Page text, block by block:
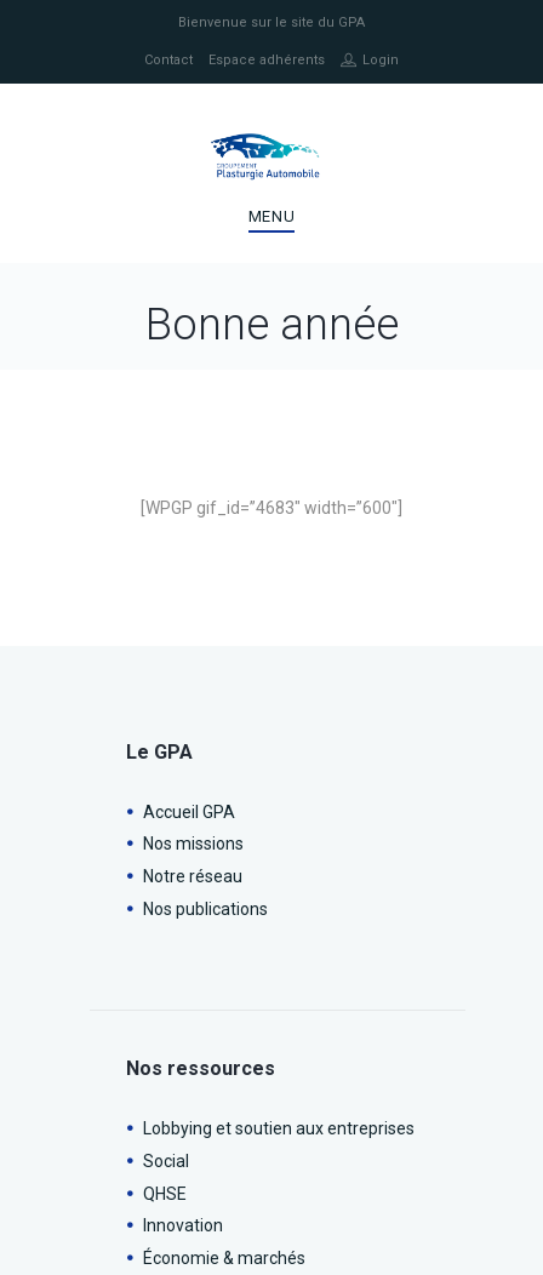
Bienvenue sur le site du GPA
Contact Espace adhérents Login
MENU
Bonne année
[WPGP gif_id=”4683″ width=”600″]
Le GPA
Accueil GPA
Nos missions
Notre réseau
Nos publications
Nos ressources
Lobbying et soutien aux entreprises
Social
QHSE
Innovation
Économie & marchés